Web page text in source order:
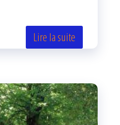
Lire la suite